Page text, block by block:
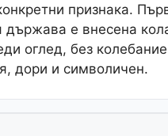
признака.
е внесена
оглед, без
дори и символичен.